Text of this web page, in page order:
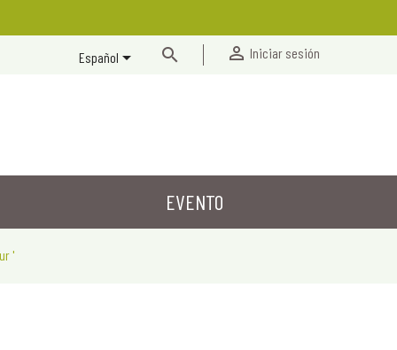
Español   Iniciar sesión
EVENTO
'